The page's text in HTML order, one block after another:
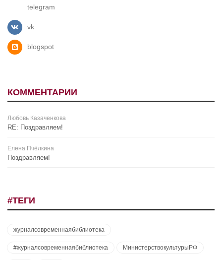
telegram
vk
blogspot
КОММЕНТАРИИ
Любовь Казаченкова
RE: Поздравляем!
Елена Пчёлкина
Поздравляем!
#ТЕГИ
журналсовременнаябиблиотека
#журналсовременнаябиблиотека МинистерствокультурыРФ